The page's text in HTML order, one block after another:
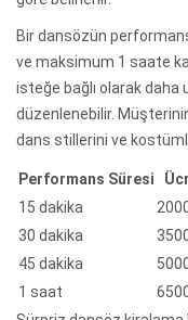
Bir dansözün
ve maksimum 1 saate
isteğe bağlı olarak
düzenlenebilir.
dans stillerini ve
Performans Süresi
15 dakika
30 dakika
45 dakika
1 saat